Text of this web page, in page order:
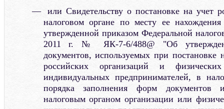
или Свидетельству о постановке на учет
налоговом органе по месту ее
утвержденной приказом Федеральной
2011 г. № ЯК-7-6/488@ "Об
документов, используемых при постановке
российских организаций и
индивидуальных предпринимателей, в
порядка заполнения форм документов
налоговым органом организации или